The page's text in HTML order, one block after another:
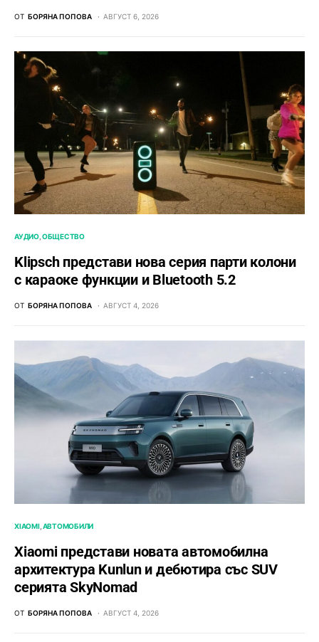
ОТ БОРЯНА ПОПОВА АВГУСТ 6, 2026
АУДИО ОБЩЕСТВО
Klipsch представи нова серия парти колони
с караоке функции и Bluetooth 5.2
ОТ БОРЯНА ПОПОВА АВГУСТ 4, 2026
XIAOMI АВТОМОБИЛИ
Xiaomi представи новата автомобилна
архитектура Kunlun и дебютира със SUV
серията SkyNomad
ОТ БОРЯНА ПОПОВА АВГУСТ 4, 2026